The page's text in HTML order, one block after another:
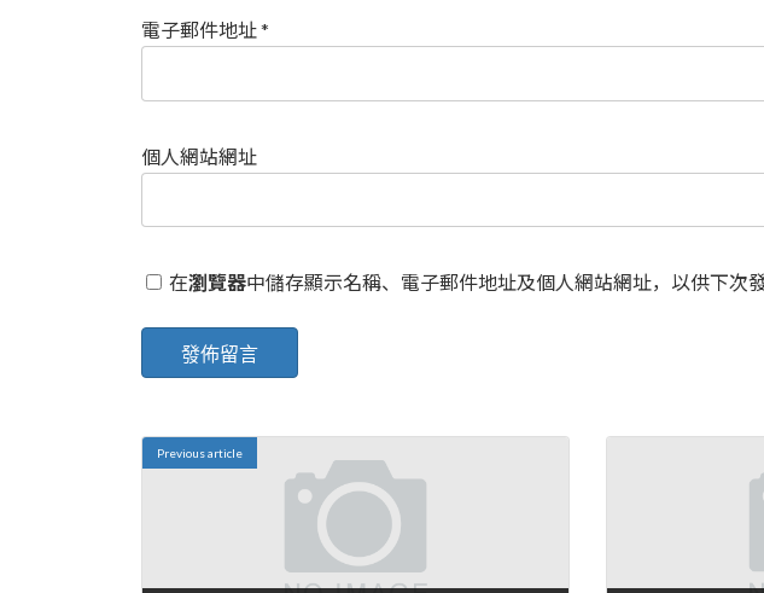
電子郵件地址*
個人網站網址
在瀏覽器中儲存顯示名稱、電子郵件地址及個人網站網址，以供下次
Previous article